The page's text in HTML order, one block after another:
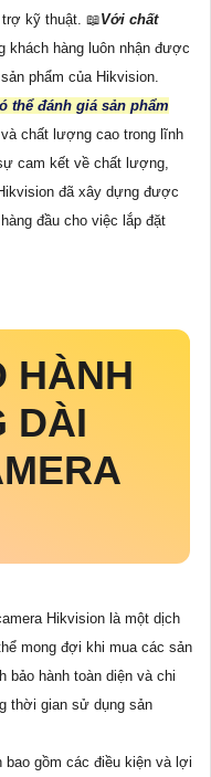
kỹ thuật. 📖Với chất
khách hàng luôn nhận được
phẩm của Hikvision.
thể đánh giá sản phẩm
chất lượng cao trong lĩnh
cam kết về chất lượng,
đã xây dựng được
đầu cho việc lắp đặt
HÀNH
DÀI
Hikvision là một dịch
mong đợi khi mua các sản
bảo hành toàn diện và chi
thời gian sử dụng sản
bao gồm các điều kiện và lợi